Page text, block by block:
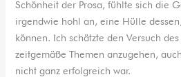
Schönheit der Prosa, fühlte sich die
irgendwie hohl an, eine Hülle
können. Ich schätzte den Versuch
zeitgemäße Themen anzugehen,
nicht ganz erfolgreich war.